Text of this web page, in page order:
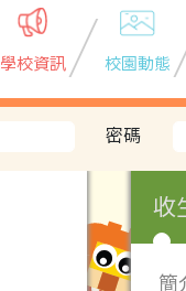
學校資訊 校園動態
密碼
收
簡